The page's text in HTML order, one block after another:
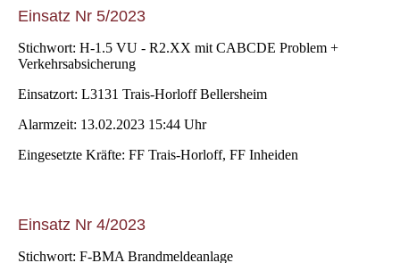
Einsatz Nr 5/2023
Stichwort: H-1.5 VU - R2.XX mit CABCDE Problem +
Verkehrsabsicherung
Einsatzort: L3131 Trais-Horloff Bellersheim
Alarmzeit: 13.02.2023 15:44 Uhr
Eingesetzte Kräfte: FF Trais-Horloff, FF Inheiden
Einsatz Nr 4/2023
Stichwort: F-BMA Brandmeldeanlage